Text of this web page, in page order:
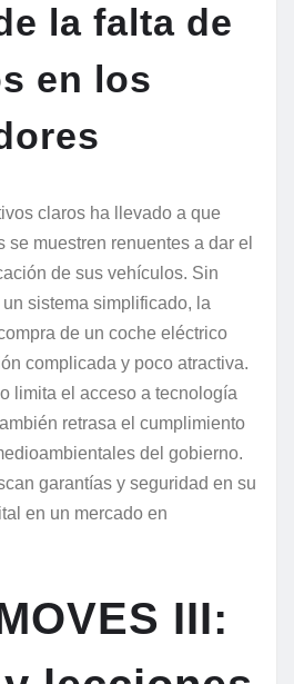
la falta de
en los
claros ha llevado a que
se muestren renuentes a dar el
de sus vehículos. Sin
sistema simplificado, la
de un coche eléctrico
complicada y poco atractiva.
limita el acceso a tecnología
retrasa el cumplimiento
del gobierno.
garantías y seguridad en su
en un mercado en
III: